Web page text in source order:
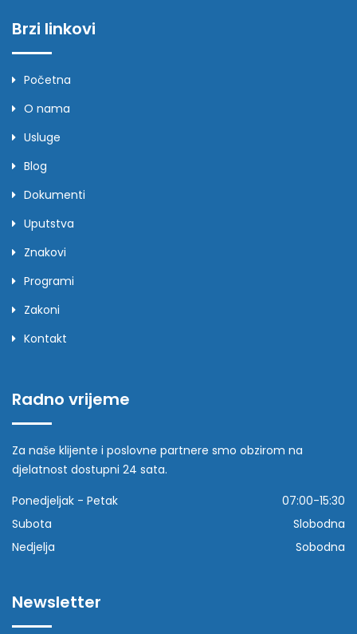
Brzi linkovi
Početna
O nama
Usluge
Blog
Dokumenti
Uputstva
Znakovi
Programi
Zakoni
Kontakt
Radno vrijeme
Za naše klijente i poslovne partnere smo obzirom na
djelatnost dostupni 24 sata.
Ponedjeljak - Petak
07:00-15:30
Subota
Slobodna
Nedjelja
Sobodna
Newsletter